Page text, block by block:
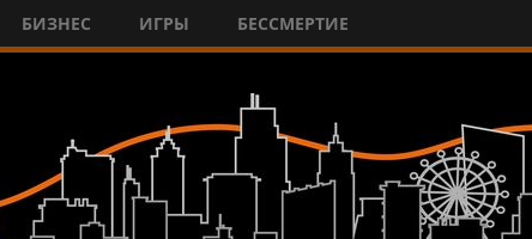
БИЗНЕС ИГРЫ БЕССМЕРТИЕ